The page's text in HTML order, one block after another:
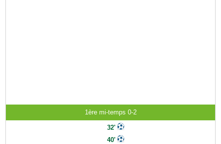
1ère mi-temps 0-2
32'
40'